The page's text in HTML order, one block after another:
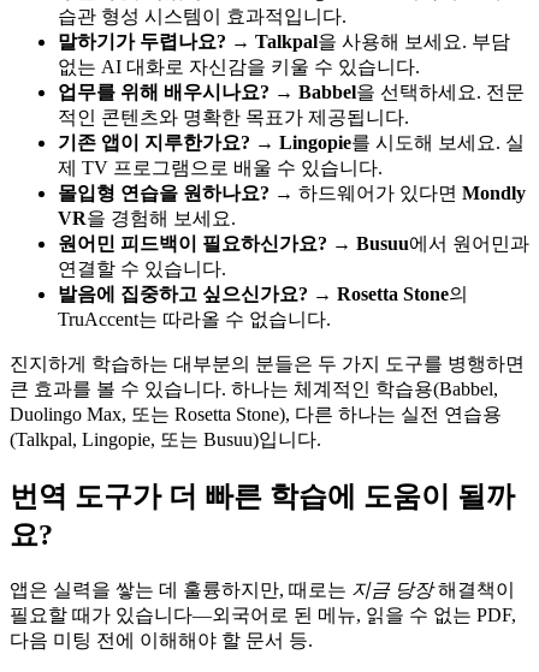
습관 형성 시스템이 효과적입니다.
말하기가 두렵나요? → Talkpal을 사용해 보세요. 부담
없는 AI 대화로 자신감을 키울 수 있습니다.
업무를 위해 배우시나요? → Babbel을 선택하세요. 전문
적인 콘텐츠와 명확한 목표가 제공됩니다.
기존 앱이 지루한가요? → Lingopie를 시도해 보세요. 실
제 TV 프로그램으로 배울 수 있습니다.
몰입형 연습을 원하나요? → 하드웨어가 있다면 Mondly
VR을 경험해 보세요.
원어민 피드백이 필요하신가요? → Busuu에서 원어민과
연결할 수 있습니다.
발음에 집중하고 싶으신가요? → Rosetta Stone의
TruAccent는 따라올 수 없습니다.
진지하게 학습하는 대부분의 분들은 두 가지 도구를 병행하면
큰 효과를 볼 수 있습니다. 하나는 체계적인 학습용(Babbel,
Duolingo Max, 또는 Rosetta Stone), 다른 하나는 실전 연습용
(Talkpal, Lingopie, 또는 Busuu)입니다.
번역 도구가 더 빠른 학습에 도움이 될까
요?
앱은 실력을 쌓는 데 훌륭하지만, 때로는 지금 당장해결책이
필요할 때가 있습니다—외국어로 된 메뉴, 읽을 수 없는 PDF,
다음 미팅 전에 이해해야 할 문서 등.